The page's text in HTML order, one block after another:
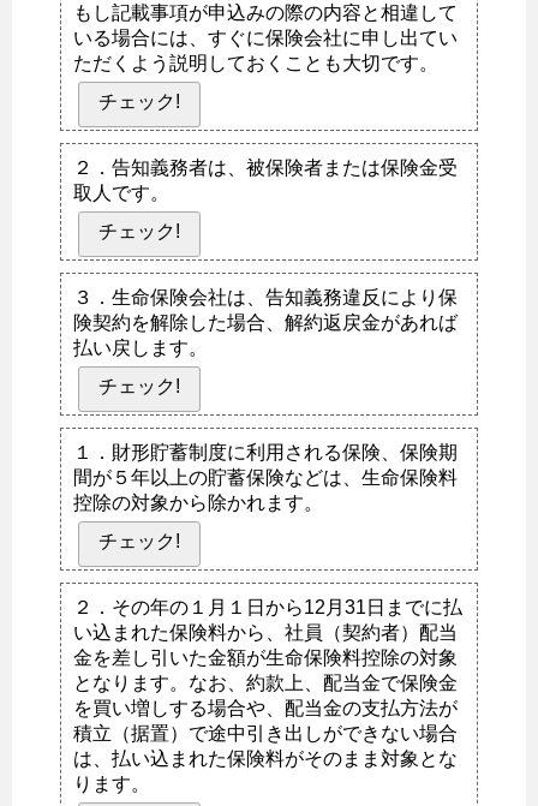
もし記載事項が申込みの際の内容と相違して
いる場合には、すぐに保険会社に申し出てい
ただくよう説明しておくことも大切です。
チェック!
２．告知義務者は、被保険者または保険金受
取人です。
チェック!
３．生命保険会社は、告知義務違反により保
険契約を解除した場合、解約返戻金があれば
払い戻します。
チェック!
１．財形貯蓄制度に利用される保険、保険期
間が５年以上の貯蓄保険などは、生命保険料
控除の対象から除かれます。
チェック!
２．その年の１月１日から12月31日までに払
い込まれた保険料から、社員（契約者）配当
金を差し引いた金額が生命保険料控除の対象
となります。なお、約款上、配当金で保険金
を買い増しする場合や、配当金の支払方法が
積立（据置）で途中引き出しができない場合
は、払い込まれた保険料がそのまま対象とな
ります。